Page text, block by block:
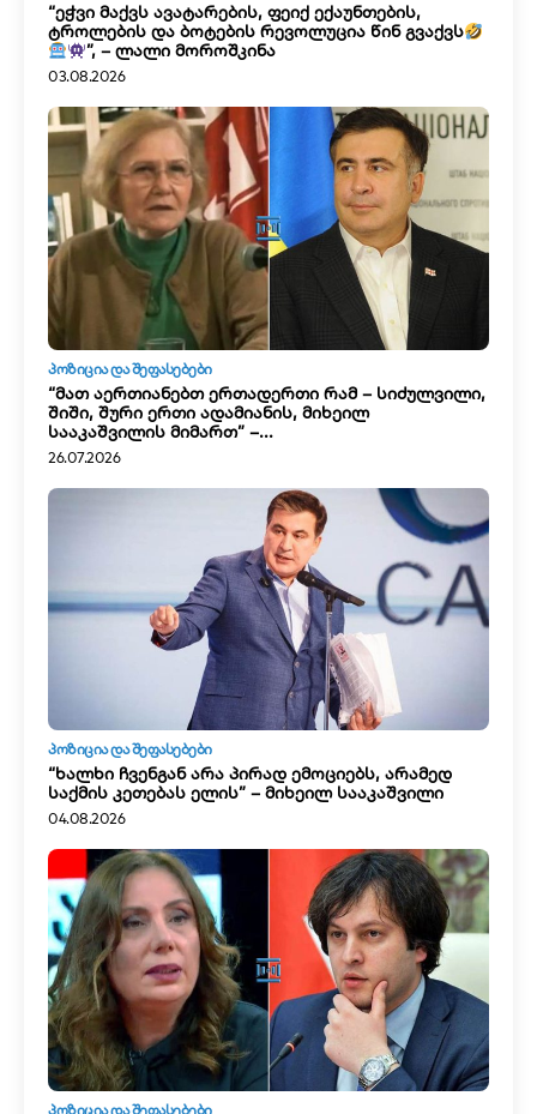
“ეჭვი მაქვს ავატარების, ფეიქ ექაუნთების,
ტროლების და ბოტების რევოლუცია წინ გვაქვს
”, – ლალი მოროშკინა
03.08.2026
ᲞᲝᲖᲘᲪᲘᲐ ᲓᲐ ᲨᲔᲤᲐᲡᲔᲑᲔᲑᲘ
“მათ აერთიანებთ ერთადერთი რამ – სიძულვილი,
შიში, შური ერთი ადამიანის, მიხეილ
სააკაშვილის მიმართ” –...
26.07.2026
ᲞᲝᲖᲘᲪᲘᲐ ᲓᲐ ᲨᲔᲤᲐᲡᲔᲑᲔᲑᲘ
“ხალხი ჩვენგან არა პირად ემოციებს, არამედ
საქმის კეთებას ელის” – მიხეილ სააკაშვილი
04.08.2026
ᲞᲝᲖᲘᲪᲘᲐ ᲓᲐ ᲨᲔᲤᲐᲡᲔᲑᲔᲑᲘ